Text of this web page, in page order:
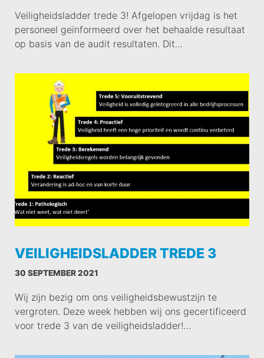
Veiligheidsladder trede 3! Afgelopen vrijdag is het
personeel geïnformeerd over het behaalde resultaat
op basis van de audit resultaten. Dit…
VEILIGHEIDSLADDER TREDE 3
30 SEPTEMBER 2021
Wij zijn bezig om ons veiligheidsbewustzijn te
vergroten. Deze week hebben wij ons gecertificeerd
voor trede 3 van de veiligheidsladder!…